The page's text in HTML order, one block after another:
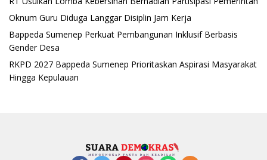
Oknum Guru Diduga Langgar Disiplin Jam Kerja
Bappeda Sumenep Perkuat Pembangunan Inklusif Berbasis
Gender Desa
RKPD 2027 Bappeda Sumenep Prioritaskan Aspirasi Masyarakat
Hingga Kepulauan